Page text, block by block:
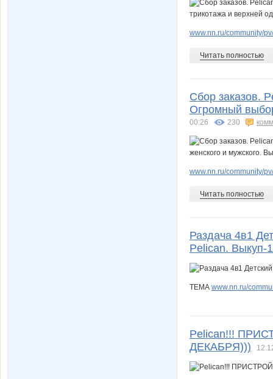
www.nn.ru/community/
Читать полностью
Сбор заказов.
Огромный
00:26 230
www.nn.ru/community/
Читать полностью
Раздача 4в1
Pelican. Выкуп-
ТЕМА www.nn.ru/
Pelican!!!
ДЕКАБРЯ)))